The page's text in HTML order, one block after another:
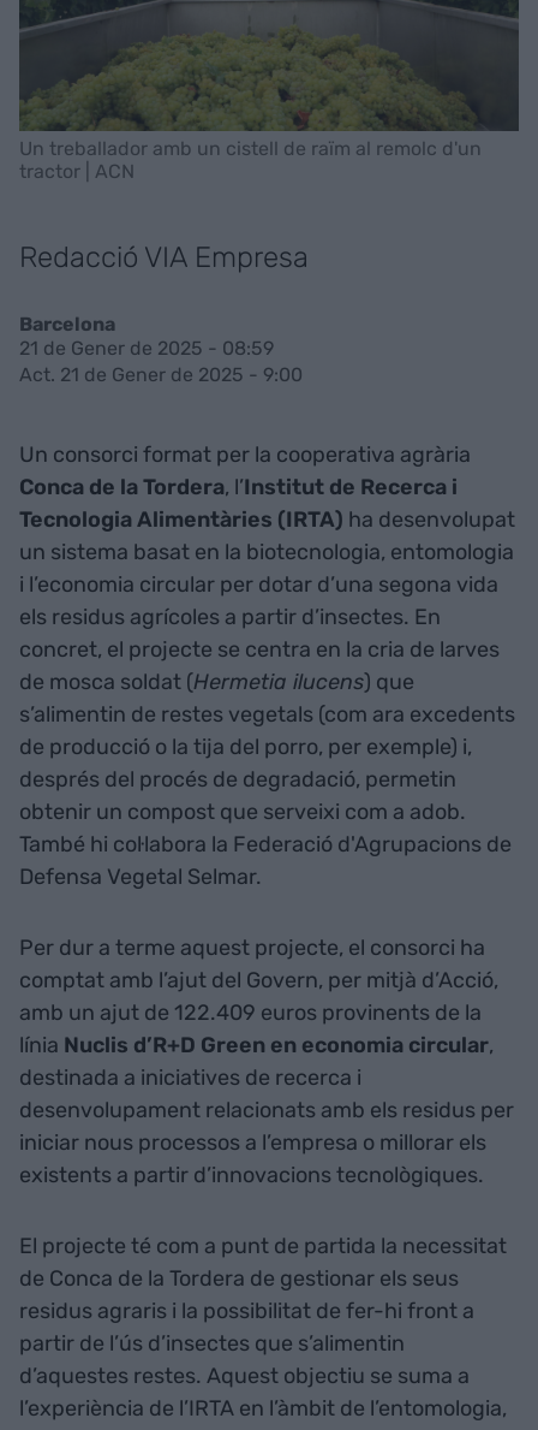
Un treballador amb un cistell de raïm al remolc d'un
tractor | ACN
Redacció VIA Empresa
Barcelona
21 de Gener de 2025 - 08:59
Act. 21 de Gener de 2025 - 9:00
Un consorci format per la cooperativa agrària
Conca de la Tordera, l’Institut de Recerca i
Tecnologia Alimentàries (IRTA) ha desenvolupat
un sistema basat en la biotecnologia, entomologia
i l’economia circular per dotar d’una segona vida
els residus agrícoles a partir d’insectes. En
concret, el projecte se centra en la cria de larves
de mosca soldat (Hermetia ilucens) que
s’alimentin de restes vegetals (com ara excedents
de producció o la tija del porro, per exemple) i,
després del procés de degradació, permetin
obtenir un compost que serveixi com a adob.
També hi col·labora la Federació d'Agrupacions de
Defensa Vegetal Selmar.
Per dur a terme aquest projecte, el consorci ha
comptat amb l’ajut del Govern, per mitjà d’Acció,
amb un ajut de 122.409 euros provinents de la
línia Nuclis d’R+D Green en economia circular,
destinada a iniciatives de recerca i
desenvolupament relacionats amb els residus per
iniciar nous processos a l’empresa o millorar els
existents a partir d’innovacions tecnològiques.
El projecte té com a punt de partida la necessitat
de Conca de la Tordera de gestionar els seus
residus agraris i la possibilitat de fer-hi front a
partir de l’ús d’insectes que s’alimentin
d’aquestes restes. Aquest objectiu se suma a
l’experiència de l’IRTA en l’àmbit de l’entomologia,